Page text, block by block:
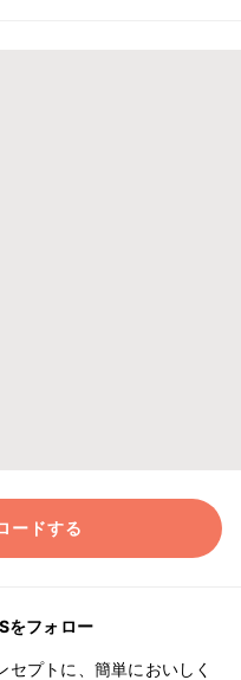
ードする
をフォロー
セプトに、簡単においしく